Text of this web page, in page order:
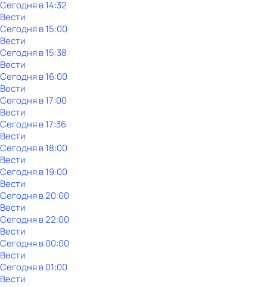
Сегодня в 14:32
Вести
Сегодня в 15:00
Вести
Сегодня в 15:38
Вести
Сегодня в 16:00
Вести
Сегодня в 17:00
Вести
Сегодня в 17:36
Вести
Сегодня в 18:00
Вести
Сегодня в 19:00
Вести
Сегодня в 20:00
Вести
Сегодня в 22:00
Вести
Сегодня в 00:00
Вести
Сегодня в 01:00
Вести